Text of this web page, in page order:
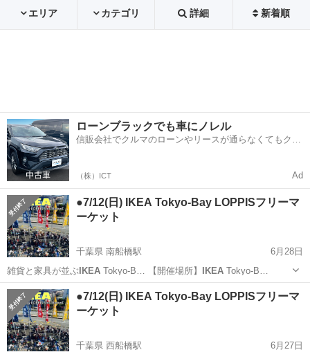
エリア カテゴリ 詳細 新着順
ローンブラックでも車にノレル
信販会社でクルマのローンやリースが通らなくてもクル
（株）ICT Ad
●7/12(日) IKEA Tokyo-Bay LOPPISフリーマ
ーケット
千葉県 南船橋駅
6月28日
雑貨と家具が並ぶ IKEA Tokyo-B… 【開催場所】 IKEATokyo-B…
千葉 船橋市 南船橋駅 ビッグフリマ
●7/12(日) IKEA Tokyo-Bay LOPPISフリーマ
ーケット
千葉県 西船橋駅
6月27日